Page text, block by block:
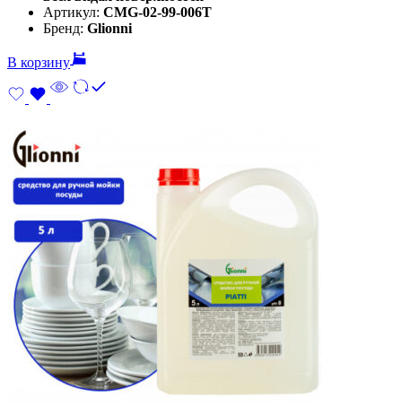
Артикул: CMG-02-99-006T
Бренд: Glionni
В корзину